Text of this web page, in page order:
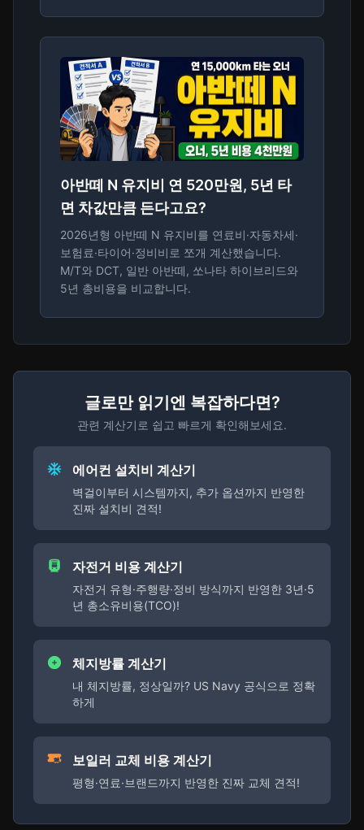
아반떼 N 유지비 연 520만원, 5년 타
면 차값만큼 든다고요?
2026년형 아반떼 N 유지비를 연료비·자동차세·
보험료·타이어·정비비로 쪼개 계산했습니다.
M/T와 DCT, 일반 아반떼, 쏘나타 하이브리드와
5년 총비용을 비교합니다.
글로만 읽기엔 복잡하다면?
관련 계산기로 쉽고 빠르게 확인해보세요.
에어컨 설치비 계산기
벽걸이부터 시스템까지, 추가 옵션까지 반영한
진짜 설치비 견적!
자전거 비용 계산기
자전거 유형·주행량·정비 방식까지 반영한 3년·5
년 총소유비용(TCO)!
체지방률 계산기
내 체지방률, 정상일까? US Navy 공식으로 정확
하게
보일러 교체 비용 계산기
평형·연료·브랜드까지 반영한 진짜 교체 견적!